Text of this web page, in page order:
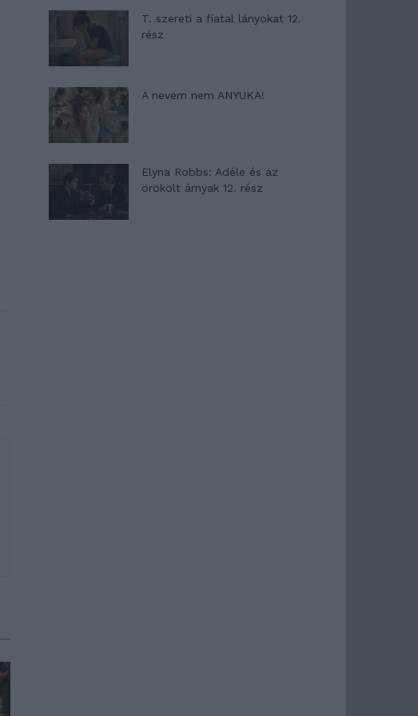
T. szereti a fiatal lányokat 12.
rész
A nevem nem ANYUKA!
Elyna Robbs: Adéle és az
örökölt árnyak 12. rész